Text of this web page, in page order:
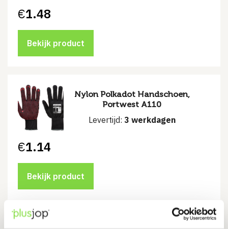
€1.48
Bekijk product
Nylon Polkadot Handschoen,
Portwest A110
Levertijd: 3 werkdagen
€1.14
Bekijk product